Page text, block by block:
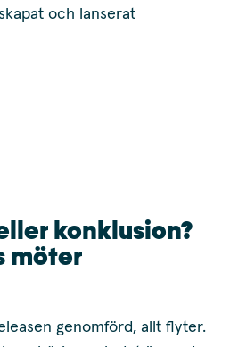
och lanserat
konklusion?
möter
genomförd, allt flyter.